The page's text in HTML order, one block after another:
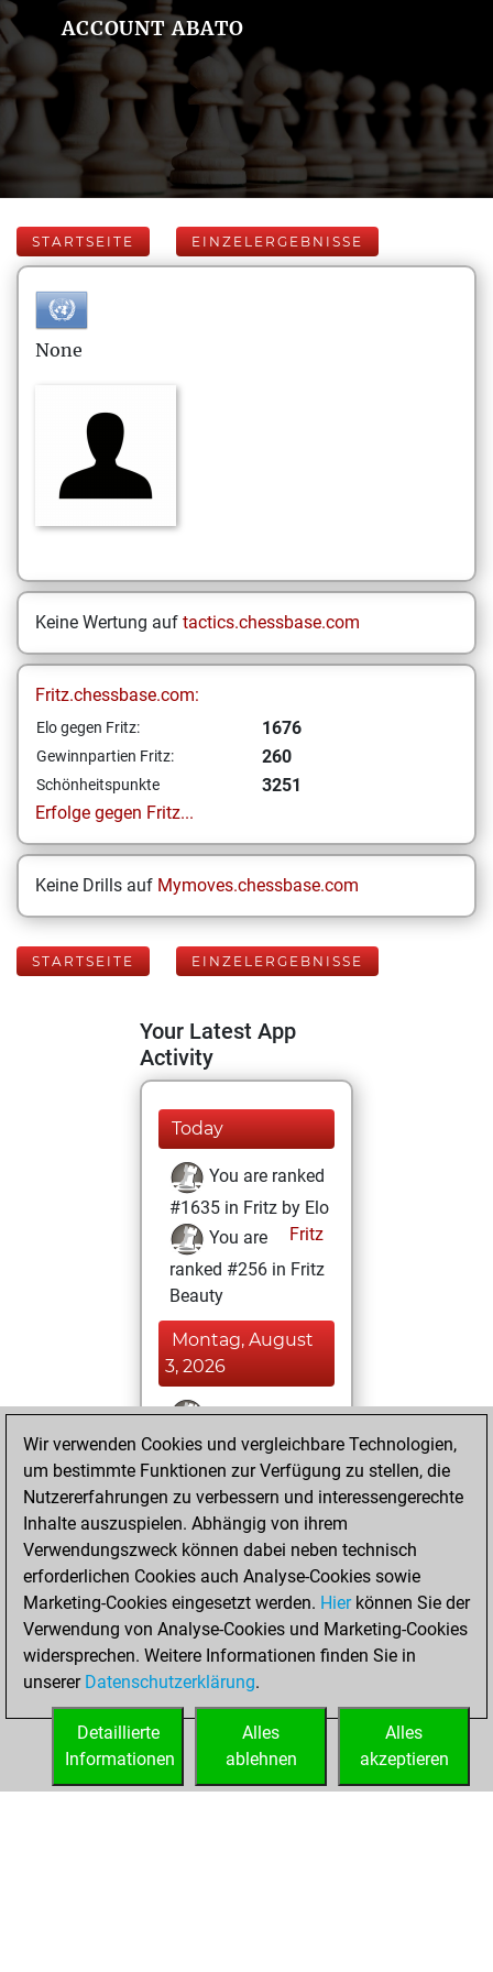
ACCOUNT ABATO
STARTSEITE EINZELERGEBNISSE
None
Keine Wertung auf tactics.chessbase.com
Fritz.chessbase.com:
Elo gegen Fritz: 1676
Gewinnpartien Fritz: 260
Schönheitspunkte
3251
Erfolge gegen Fritz...
Keine Drills auf Mymoves.chessbase.com
STARTSEITE EINZELERGEBNISSE
Your Latest App
Activity
Today
You are ranked
#1635 in Fritz by Elo
Fritz
You are
ranked #256 in Fritz
Beauty
Montag, August
3, 2026
You won
against Fritz
Fritz
You achieved a
BeautyScore of 3251
You achieved a
new Elo of 1676
Sonntag,
Dezember 6, 2020
You created
your Fritz account
Wir verwenden Cookies und vergleichbare Technologien,
um bestimmte Funktionen zur Verfügung zu stellen, die
Nutzererfahrungen zu verbessern und interessengerechte
Inhalte auszuspielen. Abhängig von ihrem
Verwendungszweck können dabei neben technisch
erforderlichen Cookies auch Analyse-Cookies sowie
Marketing-Cookies eingesetzt werden. Hierkönnen Sie der
Verwendung von Analyse-Cookies und Marketing-Cookies
widersprechen. Weitere Informationen finden Sie in
unserer Datenschutzerklärung.
Alles
akzeptieren
Alles
ablehnen
Detaillierte
Informationen